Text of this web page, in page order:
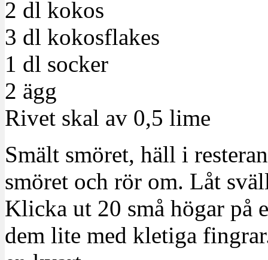
2 dl kokos
3 dl kokosflakes
1 dl socker
2 ägg
Rivet skal av 0,5 lime
Smält smöret, häll i
smöret och rör om. Låt
Klicka ut 20 små högar på
dem lite med kletiga